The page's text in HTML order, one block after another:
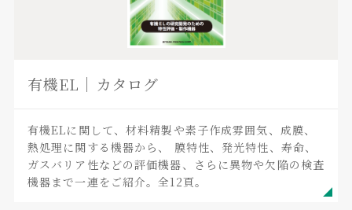
有機EL｜カタログ
有機ELに関して、材料精製や素子作成雰囲気、成膜、
熱処理に関する機器から、 膜特性、発光特性、寿命、
ガスバリア性などの評価機器、さらに異物や欠陥の検査
機器まで一連をご紹介。全12頁。